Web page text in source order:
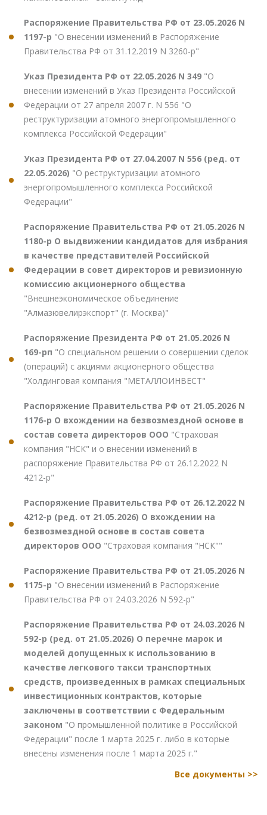
Распоряжение Правительства РФ от 23.05.2026 N
1197-р "О внесении изменений в Распоряжение
Правительства РФ от 31.12.2019 N 3260-р"
Указ Президента РФ от 22.05.2026 N 349 "О
внесении изменений в Указ Президента Российской
Федерации от 27 апреля 2007 г. N 556 "О
реструктуризации атомного энергопромышленного
комплекса Российской Федерации"
Указ Президента РФ от 27.04.2007 N 556 (ред. от
22.05.2026) "О реструктуризации атомного
энергопромышленного комплекса Российской
Федерации"
Распоряжение Правительства РФ от 21.05.2026 N
1180-р О выдвижении кандидатов для избрания
в качестве представителей Российской
Федерации в совет директоров и ревизионную
комиссию акционерного общества
"Внешнеэкономическое объединение
"Алмазювелирэкспорт" (г. Москва)"
Распоряжение Президента РФ от 21.05.2026 N
169-рп "О специальном решении о совершении сделок
(операций) с акциями акционерного общества
"Холдинговая компания "МЕТАЛЛОИНВЕСТ"
Распоряжение Правительства РФ от 21.05.2026 N
1176-р О вхождении на безвозмездной основе в
состав совета директоров ООО "Страховая
компания "НСК" и о внесении изменений в
распоряжение Правительства РФ от 26.12.2022 N
4212-р"
Распоряжение Правительства РФ от 26.12.2022 N
4212-р (ред. от 21.05.2026) О вхождении на
безвозмездной основе в состав совета
директоров ООО "Страховая компания "НСК""
Распоряжение Правительства РФ от 21.05.2026 N
1175-р "О внесении изменений в Распоряжение
Правительства РФ от 24.03.2026 N 592-р"
Распоряжение Правительства РФ от 24.03.2026 N
592-р (ред. от 21.05.2026) О перечне марок и
моделей допущенных к использованию в
качестве легкового такси транспортных
средств, произведенных в рамках специальных
инвестиционных контрактов, которые
заключены в соответствии с Федеральным
законом "О промышленной политике в Российской
Федерации" после 1 марта 2025 г. либо в которые
внесены изменения после 1 марта 2025 г."
Все документы >>